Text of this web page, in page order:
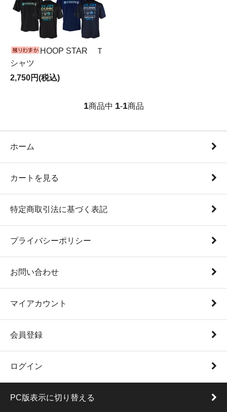
HOOP STAR Ｔ
シャツ
2,750円(税込)
1商品中 1-1商品
ホーム
カートを見る
特定商取引法に基づく表記
プライバシーポリシー
お問い合わせ
マイアカウント
会員登録
ログイン
PC版表示に切り替える